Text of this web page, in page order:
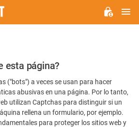
esta página?
("bots") a veces se usan para hacer
abusivas en una página. Por lo tanto,
utilizan Captchas para distinguir si un
rellena un formulario, por ejemplo.
para proteger los sitios web y